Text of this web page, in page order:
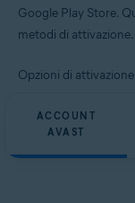
Google Play Store.
metodi di attivazione.
Opzioni di attivazione:
ACCOUNT
AVAST